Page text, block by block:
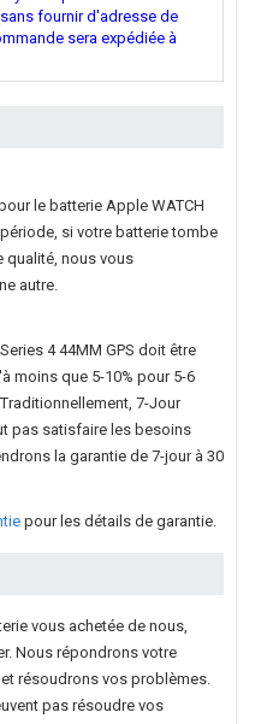
fournir d'adresse de
sera expédiée à
le batterie Apple WATCH
si votre batterie tombe
qualité, nous vous
autre.
4 44MM GPS doit être
moins que 5-10% pour 5-6
7-Jour
pas satisfaire les besoins
la garantie de 7-jour à 30
pour les détails de garantie.
vous achetée de nous,
Nous répondrons votre
résoudrons vos problèmes.
pas résoudre vos